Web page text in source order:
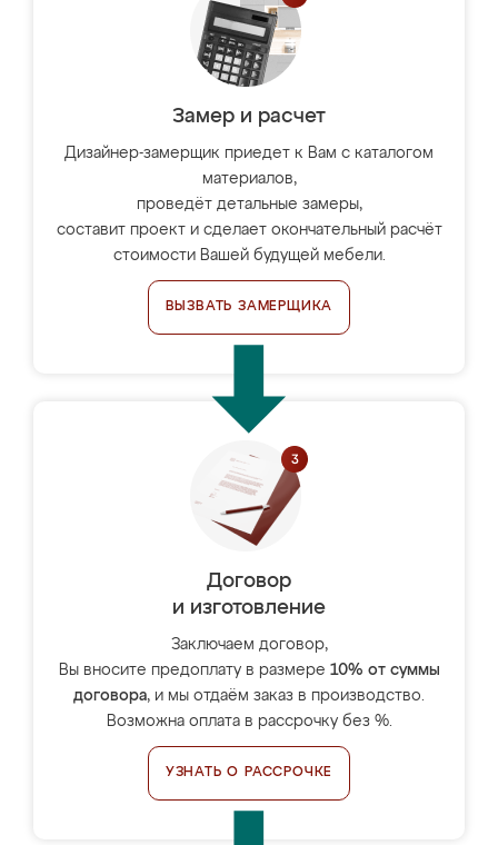
Замер и расчет
Дизайнер-замерщик приедет к Вам с каталогом
материалов,
проведёт детальные замеры,
составит проект и сделает окончательный расчёт
стоимости Вашей будущей мебели.
ВЫЗВАТЬ ЗАМЕРЩИКА
Договор
и изготовление
Заключаем договор,
Вы вносите предоплату в размере 10% от суммы
договора, и мы отдаём заказ в производство.
Возможна оплата в рассрочку без %.
УЗНАТЬ О РАССРОЧКЕ